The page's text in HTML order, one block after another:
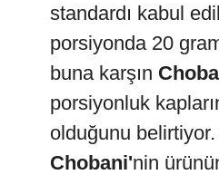
standardı kabul
porsiyonda 20
buna karşın
porsiyonluk
olduğunu
Chobani'nin